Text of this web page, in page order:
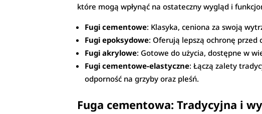
które mogą wpłynąć na ostateczny wygląd i
Fugi cementowe: Klasyka, ceniona za swoją
Fugi epoksydowe: Oferują lepszą ochronę
Fugi akrylowe: Gotowe do użycia, dostępne w
Fugi cementowe-elastyczne: Łączą zalety
odporność na grzyby oraz pleśń.
Fuga cementowa: Tradycyjna i